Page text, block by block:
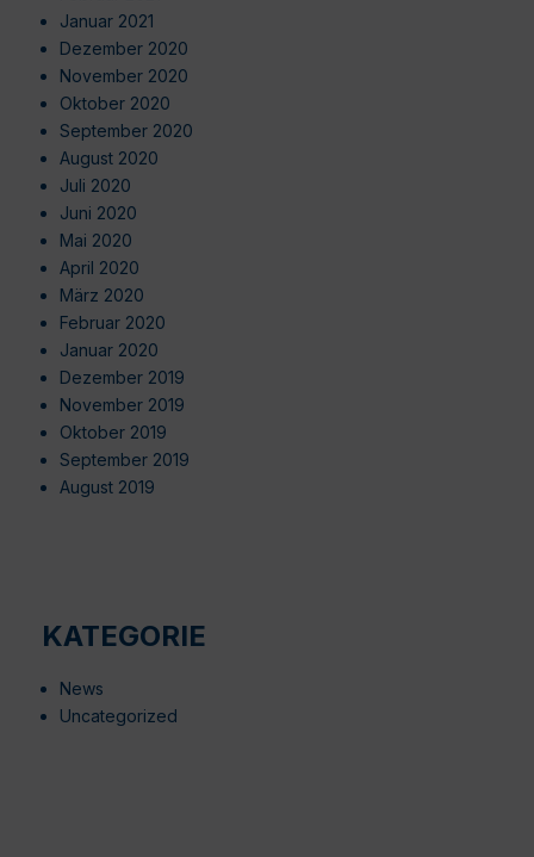
Januar 2021
Dezember 2020
November 2020
Oktober 2020
September 2020
August 2020
Juli 2020
Juni 2020
Mai 2020
April 2020
März 2020
Februar 2020
Januar 2020
Dezember 2019
November 2019
Oktober 2019
September 2019
August 2019
KATEGORIE
News
Uncategorized